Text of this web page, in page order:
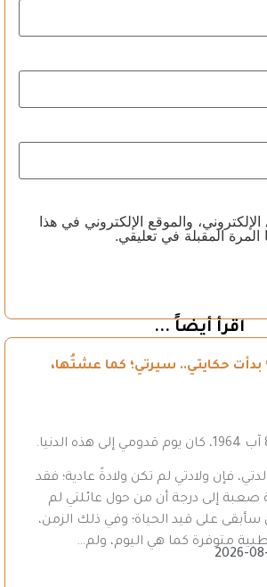
والموقع الإلكتروني في هذا
المرة المقبلة في تعليقي.
اقرأ أيضاً ...
بدأت حكايتي.. سيرتي؛ كما عشتُها،
فإن ولادتي لم تكن ولادةً عادية؛ فقد
صعبة إلى درجة أن من حول عائلتي لم
سأبقى على قيد الحياة؛ وفي ذلك الزمن،
متوفرة كما هي اليوم، ولم…
2026-